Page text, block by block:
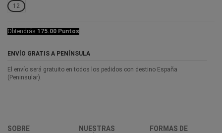
12
Obtendrás 175.00 Puntos
ENVÍO GRATIS A PENÍNSULA
El envío será gratuito en todos los pedidos con destino España
(Peninsular).
SOBRE
NUESTRAS
FORMAS DE